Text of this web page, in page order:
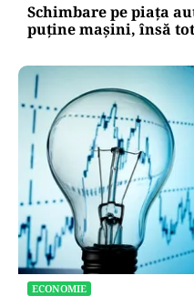
Schimbare pe piața
puține mașini, însă
ECONOMIE